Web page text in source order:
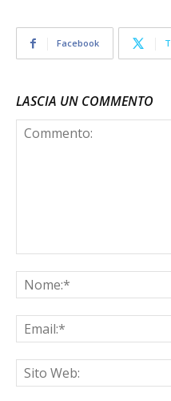
Facebook
LASCIA UN COMMENTO